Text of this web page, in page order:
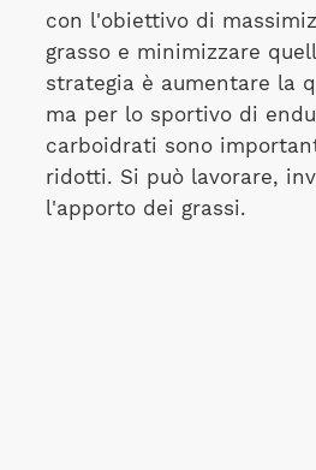
con l'obiettivo di
grasso e minimizzare
strategia è aumentare la
ma per lo sportivo di
carboidrati sono
ridotti. Si può lavorare,
l'apporto dei grassi.